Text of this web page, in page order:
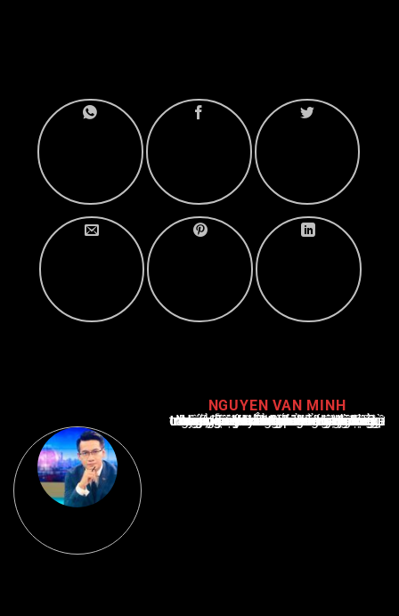
NGUYEN VAN MINH
Nguyễn Văn Minh là một trong những chuyên gia hàng đầu về báo cáo tin tức thể thao tại Việt Nam, với hơn 10 năm hoạt động trong ngành. Ông có kiến thức sâu rộng và kinh nghiệm đáng kể trong việc phân tích và báo cáo về các sự kiện thể thao hàng đầu. Sự hiểu biết sâu sắc của ông về ngành này đã giúp ông xây dựng uy tín và danh tiếng trong cộng đồng báo chí thể thao.